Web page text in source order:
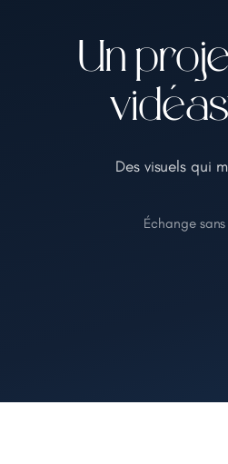
Un
Des visuels qui
Échange